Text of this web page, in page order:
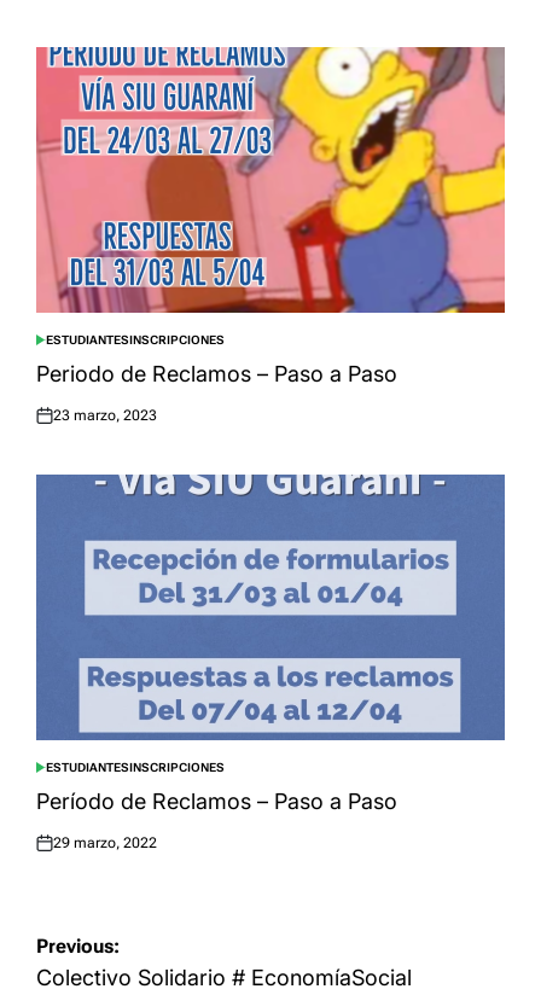
POSTED
IN
ESTUDIANTESINSCRIPCIONES
Periodo de Reclamos – Paso a Paso
Posted
23 marzo, 2023
POSTED
IN
ESTUDIANTESINSCRIPCIONES
Período de Reclamos – Paso a Paso
Posted
29 marzo, 2022
Navegación
de
Previous:
Colectivo Solidario # EconomíaSocial